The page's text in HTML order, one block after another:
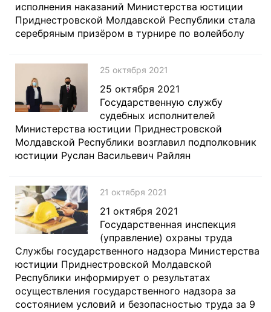
исполнения наказаний Министерства юстиции
Приднестровской Молдавской Республики стала
серебряным призёром в турнире по волейболу
25 октября 2021
25 октября 2021
Государственную службу
судебных исполнителей
Министерства юстиции Приднестровской
Молдавской Республики возглавил подполковник
юстиции Руслан Васильевич Райлян
21 октября 2021
21 октября 2021
Государственная инспекция
(управление) охраны труда
Службы государственного надзора Министерства
юстиции Приднестровской Молдавской
Республики информирует о результатах
осуществления государственного надзора за
состоянием условий и безопасностью труда за 9